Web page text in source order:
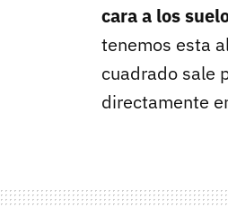
cara a los
tenemos esta
cuadrado sale
directamente